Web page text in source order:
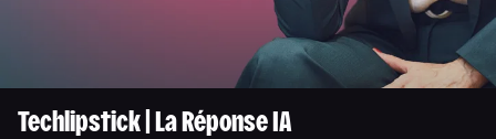
Techlipstick | La Réponse IA